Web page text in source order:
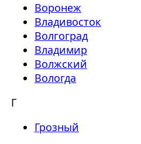
Воронеж
Владивосток
Волгоград
Владимир
Волжский
Вологда
Г
Грозный